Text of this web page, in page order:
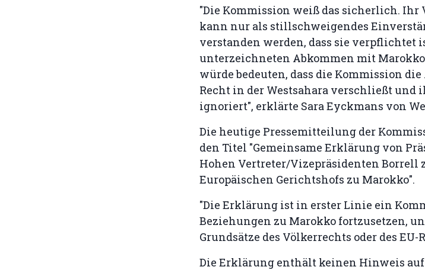
"Die Kommission weiß das sicherlich. Ihr
kann nur als stillschweigendes
verstanden werden, dass sie verpflichtet
unterzeichneten Abkommen mit
würde bedeuten, dass die Kommission
Recht in der Westsahara verschließt und
ignoriert", erklärte Sara Eyckmans von
Die heutige Pressemitteilung der
den Titel "Gemeinsame Erklärung von
Hohen Vertreter/Vizepräsidenten Borrell
Europäischen Gerichtshofs zu Marokko".
"Die Erklärung ist in erster Linie ein
Beziehungen zu Marokko fortzusetzen,
Grundsätze des Völkerrechts oder des EU-
Die Erklärung enthält keinen Hinweis